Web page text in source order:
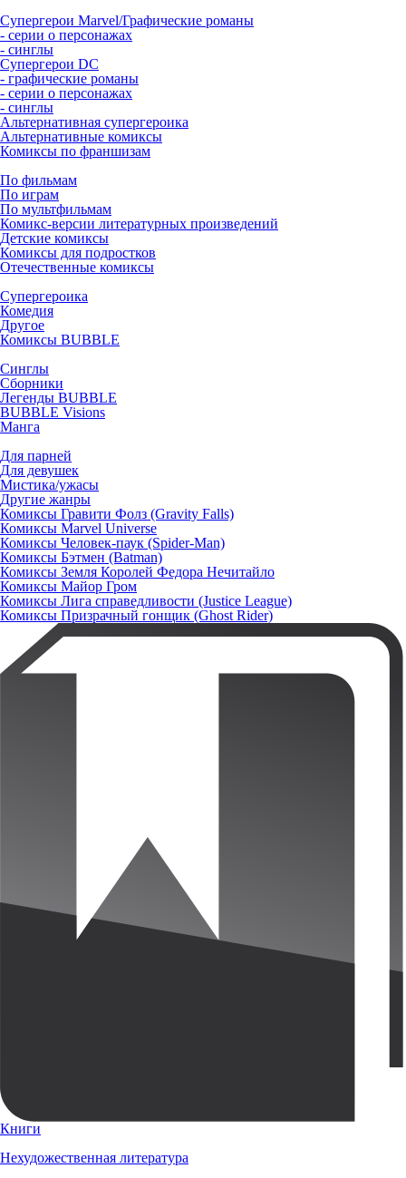
Супергерои Marvel/Графические романы
- серии о персонажах
- синглы
Супергерои DC
- графические романы
- серии о персонажах
- синглы
Альтернативная супергероика
Альтернативные комиксы
Комиксы по франшизам
По фильмам
По играм
По мультфильмам
Комикс-версии литературных произведений
Детские комиксы
Комиксы для подростков
Отечественные комиксы
Супергероика
Комедия
Другое
Комиксы BUBBLE
Синглы
Сборники
Легенды BUBBLE
BUBBLE Visions
Манга
Для парней
Для девушек
Мистика/ужасы
Другие жанры
Комиксы Гравити Фолз (Gravity Falls)
Комиксы Marvel Universe
Комиксы Человек-паук (Spider-Man)
Комиксы Бэтмен (Batman)
Комиксы Земля Королей Федора Нечитайло
Комиксы Майор Гром
Комиксы Лига справедливости (Justice League)
Комиксы Призрачный гонщик (Ghost Rider)
Книги
Нехудожественная литература